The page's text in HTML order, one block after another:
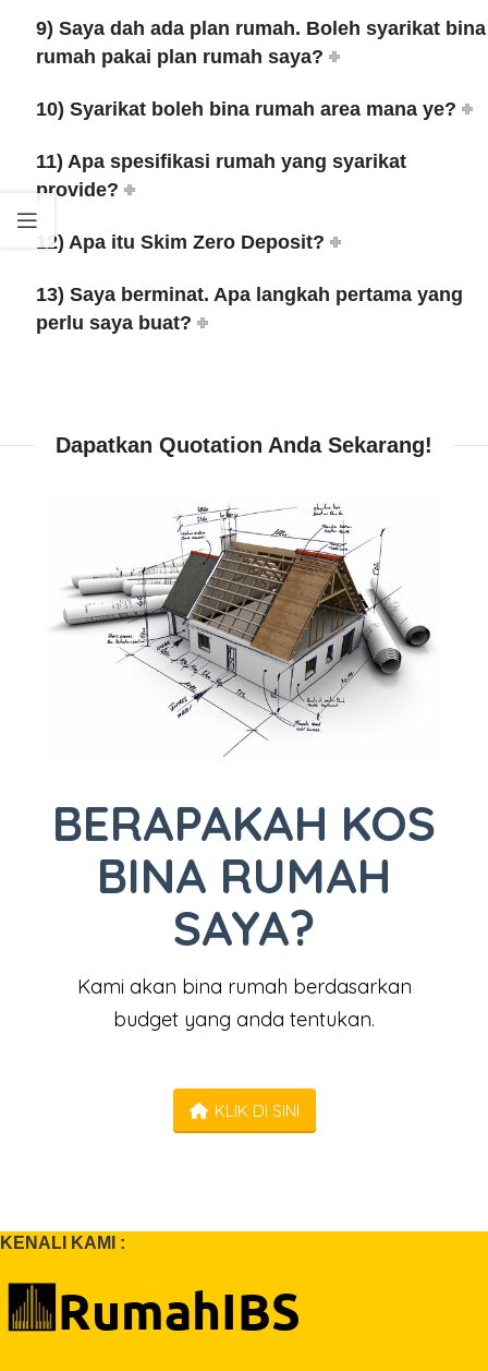
9) Saya dah ada plan rumah. Boleh syarikat bina
rumah pakai plan rumah saya?
10) Syarikat boleh bina rumah area mana ye?
11) Apa spesifikasi rumah yang syarikat
provide?
12) Apa itu Skim Zero Deposit?
13) Saya berminat. Apa langkah pertama yang
perlu saya buat?
Dapatkan Quotation Anda Sekarang!
BERAPAKAH KOS
BINA RUMAH
SAYA?
Kami akan bina rumah berdasarkan
budget yang anda tentukan.
KLIK DI SINI
KENALI KAMI :